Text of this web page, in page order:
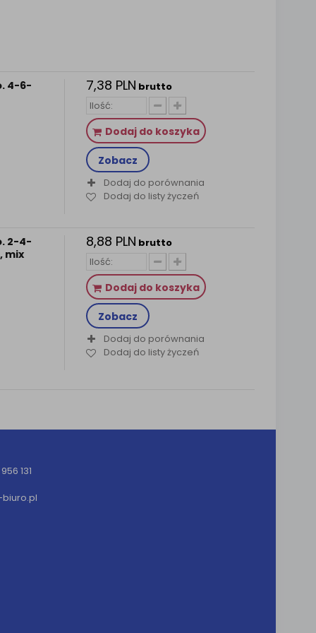
4-6- 7,38 PLN brutto
Dodaj do koszyka
Zobacz
Dodaj do porównania
Dodaj do listy życzeń
2-4-
mix
8,88 PLN brutto
Dodaj do koszyka
Zobacz
Dodaj do porównania
Dodaj do listy życzeń
131